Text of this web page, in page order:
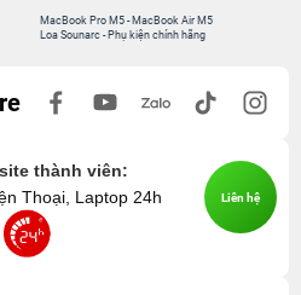
MacBook Pro M5- MacBook Air M5
Loa Sounarc- Phụ kiện chính hãng
thành viên:
Thoại, Laptop 24h
Liên hệ